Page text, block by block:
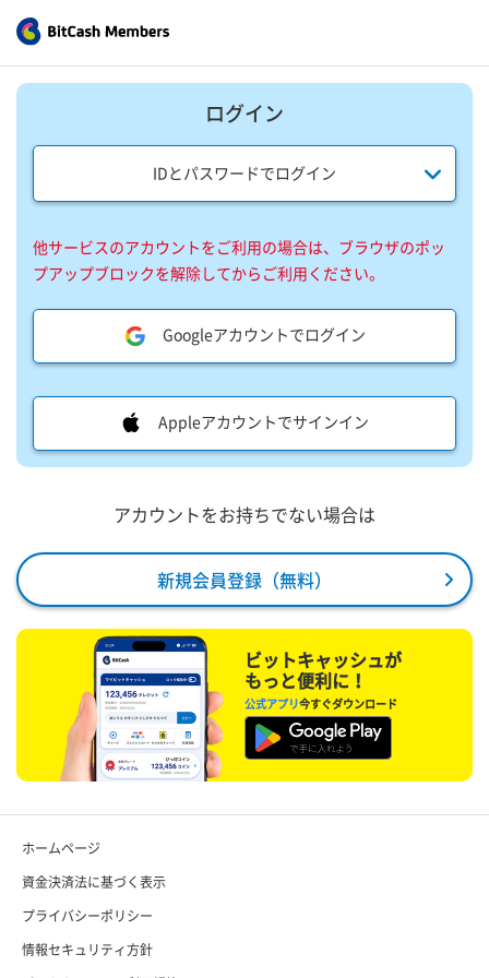
ログイン
IDとパスワードでログイン
他サービスのアカウントをご利用の場合は、ブラウザのポッ
プアップブロックを解除してからご利用ください。
Googleアカウントでログイン
Appleアカウントでサインイン
アカウントをお持ちでない場合は
新規会員登録（無料）
ビットキャッシュが
もっと便利に！
公式アプリ今すぐダウンロード
ホームページ
資金決済法に基づく表示
プライバシーポリシー
情報セキュリティ方針